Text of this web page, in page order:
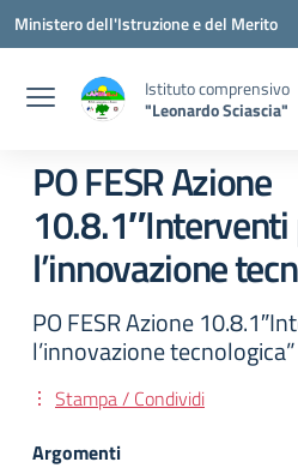
Vai ai contenuti
Vai al menu di navigazione
Vai al footer
Ministero dell'Istruzione e del Merito
Istituto comprensivo
"Leonardo Sciascia"
PO FESR Azione
l’innovazione
PO FESR Azione
l’innovazione tecnologica”
Stampa / Condividi
Argomenti